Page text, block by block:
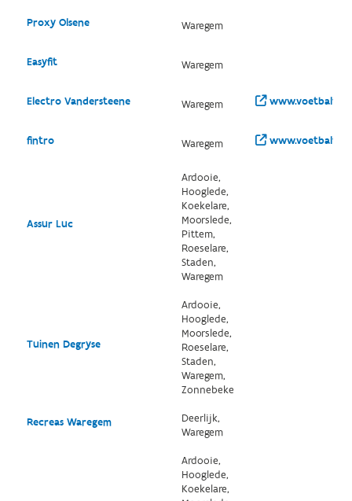
Proxy Olsene Waregem
Easyfit Waregem
Electro Vandersteene Waregem
fintro Waregem
Assur Luc
Ardooie,
Hooglede,
Koekelare,
Moorslede,
Pittem,
Roeselare,
Staden,
Waregem
Tuinen Degryse
Ardooie,
Hooglede,
Moorslede,
Roeselare,
Staden,
Waregem,
Zonnebeke
Recreas Waregem
Deerlijk,
Waregem
Ardooie,
Hooglede,
Koekelare,